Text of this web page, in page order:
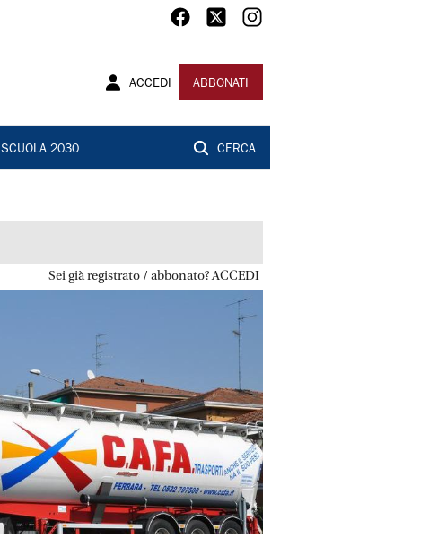
ACCEDI ABBONATI
SCUOLA 2030 CERCA
Sei già registrato / abbonato? ACCEDI